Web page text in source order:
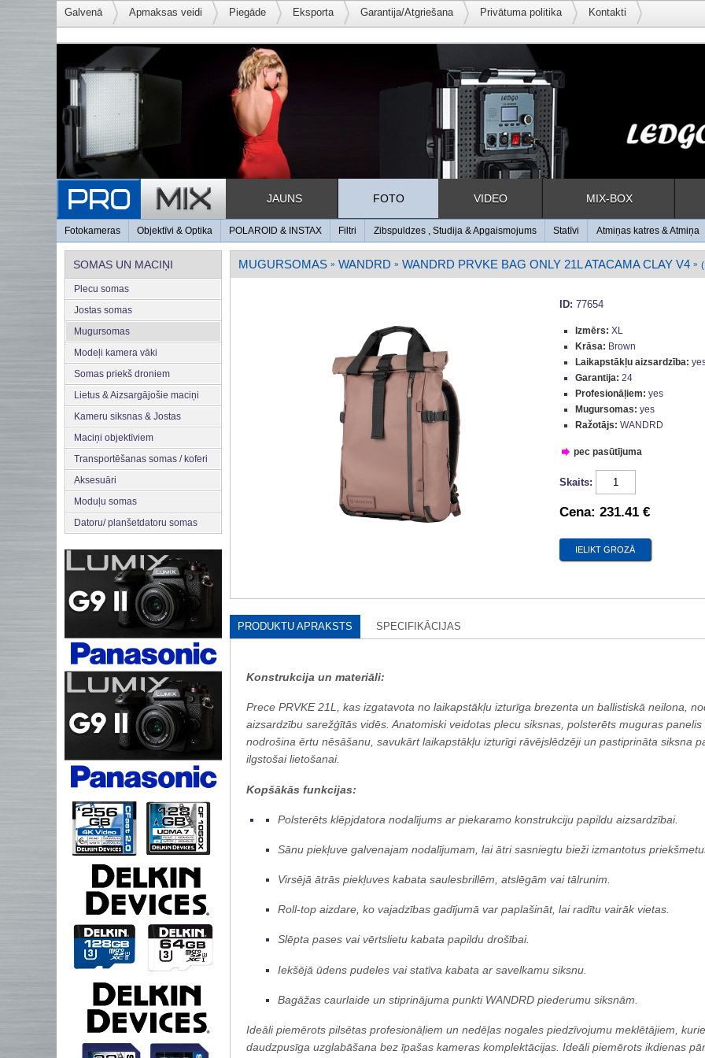
Galvenā Apmaksas veidi Piegāde Eksporta Garantija/Atgriešana Privātuma politika Kontakti
JAUNS FOTO VIDEO MIX-BOX
Fotokameras Objektīvi & Optika POLAROID & INSTAX Filtri Zibspuldzes , Studija & Apgaismojums Statīvi Atmiņas katres & Atmiņa
SOMAS UN MACIŅI
Plecu somas
Jostas somas
Mugursomas
Modeļi kamera vāki
Somas priekš droniem
Lietus & Aizsargājošie maciņi
Kameru siksnas & Jostas
Maciņi objektīviem
Transportēšanas somas / koferi
Aksesuāri
Moduļu somas
Datoru/ planšetdatoru somas
MUGURSOMAS » WANDRD » WANDRD PRVKE BAG ONLY 21L ATACAMA CLAY V4 »
ID: 77654
Izmērs: XL
Krāsa: Brown
Laikapstākļu aizsardzība:
Garantija: 24
Profesionāļiem: yes
Mugursomas: yes
Ražotājs: WANDRD
pec pasūtījuma
Skaits:
Cena: 231.41 €
PRODUKTU APRAKSTS SPECIFIKĀCIJAS
Konstrukcija un materiāli:
Prece PRVKE 21L, kas izgatavota no laikapstākļu izturīga brezenta un ballistiskā neilona,
aizsardzību sarežģītās vidēs. Anatomiski veidotas plecu siksnas, polsterēts muguras
nodrošina ērtu nēsāšanu, savukārt laikapstākļu izturīgi rāvējslēdzēji un pastiprināta siksna
ilgstošai lietošanai.
Kopšākās funkcijas:
Polsterēts klēpjdatora nodalījums ar piekaramo konstrukciju papildu aizsardzībai.
Sānu piekļuve galvenajam nodalījumam, lai ātri sasniegtu bieži izmantotus
Virsējā ātrās piekļuves kabata saulesbrillēm, atslēgām vai tālrunim.
Roll-top aizdare, ko vajadzības gadījumā var paplašināt, lai radītu vairāk vietas.
Slēpta pases vai vērtslietu kabata papildu drošībai.
Iekšējā ūdens pudeles vai statīva kabata ar savelkamu siksnu.
Bagāžas caurlaide un stiprinājuma punkti WANDRD piederumu siksnām.
Ideāli piemērots pilsētas profesionāļiem un nedēļas nogales piedzīvojumu meklētājiem,
daudzpusīga uzglabāšana bez īpašas kameras komplektācijas. Ideāli piemērots ikdienas